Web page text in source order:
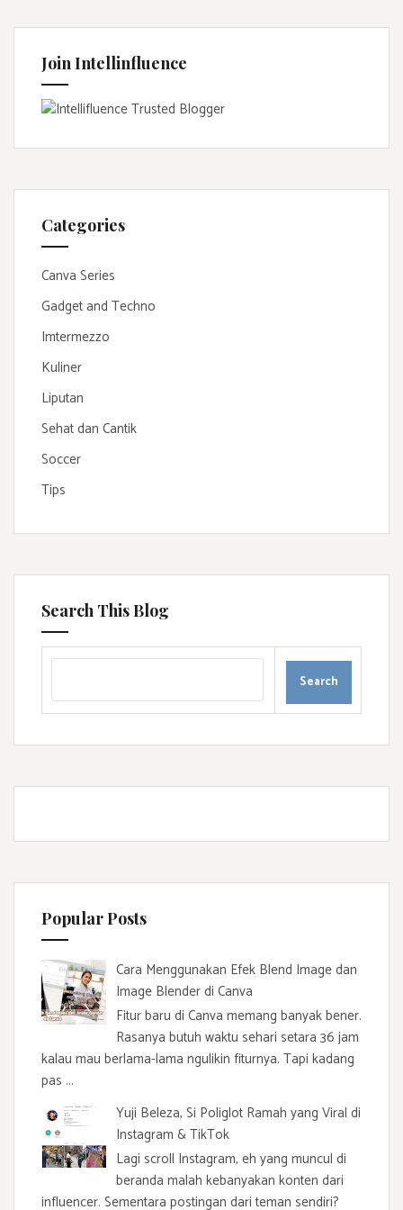
Join Intellinfluence
Categories
Canva Series
Gadget and Techno
Imtermezzo
Kuliner
Liputan
Sehat dan Cantik
Soccer
Tips
Search This Blog
Popular Posts
Cara Menggunakan Efek Blend Image dan
Image Blender di Canva
Fitur baru di Canva memang banyak bener.
Rasanya butuh waktu sehari setara 36 jam
kalau mau berlama-lama ngulikin fiturnya. Tapi kadang
pas ...
Yuji Beleza, Si Poliglot Ramah yang Viral di
Instagram & TikTok
Lagi scroll Instagram, eh yang muncul di
beranda malah kebanyakan konten dari
influencer. Sementara postingan dari teman sendiri?